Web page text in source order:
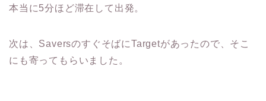
本当に5分ほど滞在して出発。
次は、SaversのすぐそばにTargetがあったので、そこ
にも寄ってもらいました。